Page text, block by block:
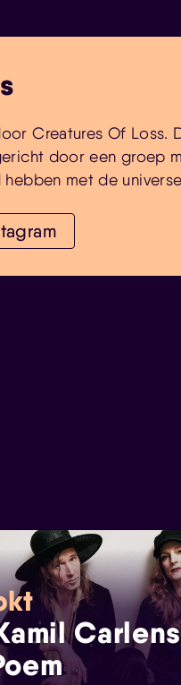
Creatures Of Loss.
door een groep
met de